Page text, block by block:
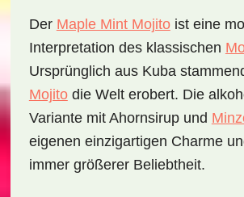
Der Maple Mint Mojitoist eine
Interpretation des klassischen
Ursprünglich aus Kuba
Mojitodie Welt erobert. Die
Variante mit Ahornsirup und
eigenen einzigartigen Charme
immer größerer Beliebtheit.